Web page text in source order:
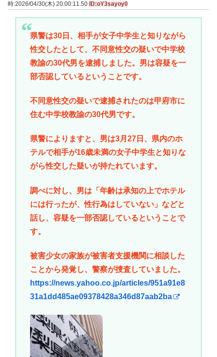
時:2026/04/30(木) 20:00:11.50 ID:oY3sayoy0
県警は30日、相手が女子中学生と知りながら
性交したとして、不同意性交の疑いで中学校
教諭の30代男を逮捕しました。男は容疑を一
部否認しているということです。
不同意性交の疑いで逮捕されたのは甲府市に
住む中学校教諭の30代男です。
県警によりますと、男は3月27日、県内のホ
テルで相手が16歳未満の女子中学生と知りな
がら性交した疑いが持たれています。
調べに対し、男は「年齢は承知の上でホテル
には行ったが、性行為はしていない」などと
話し、容疑を一部否認しているということで
す。
被害少女の家族が被害者支援機関に相談した
ことから発覚し、警察が捜査していました。
https://news.yahoo.co.jp/articles/951a91e8
31a1dd485ae09378428a346d87aab2ba